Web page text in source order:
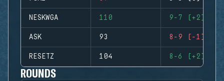
NESKWGA 110 9-7 (+2)
ASK 93 8-9 (-1)
RESETZ 104 8-6 (+2)
ROUNDS